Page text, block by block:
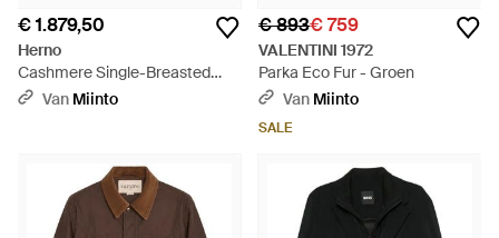
€ 1.879,50
Herno
Cashmere Single-Breasted
Coat - Zwart
Van Miinto
€ 893€ 759
VALENTINI 1972
Parka Eco Fur - Groen
Van Miinto
SALE